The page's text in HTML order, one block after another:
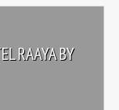
RAAYA BY